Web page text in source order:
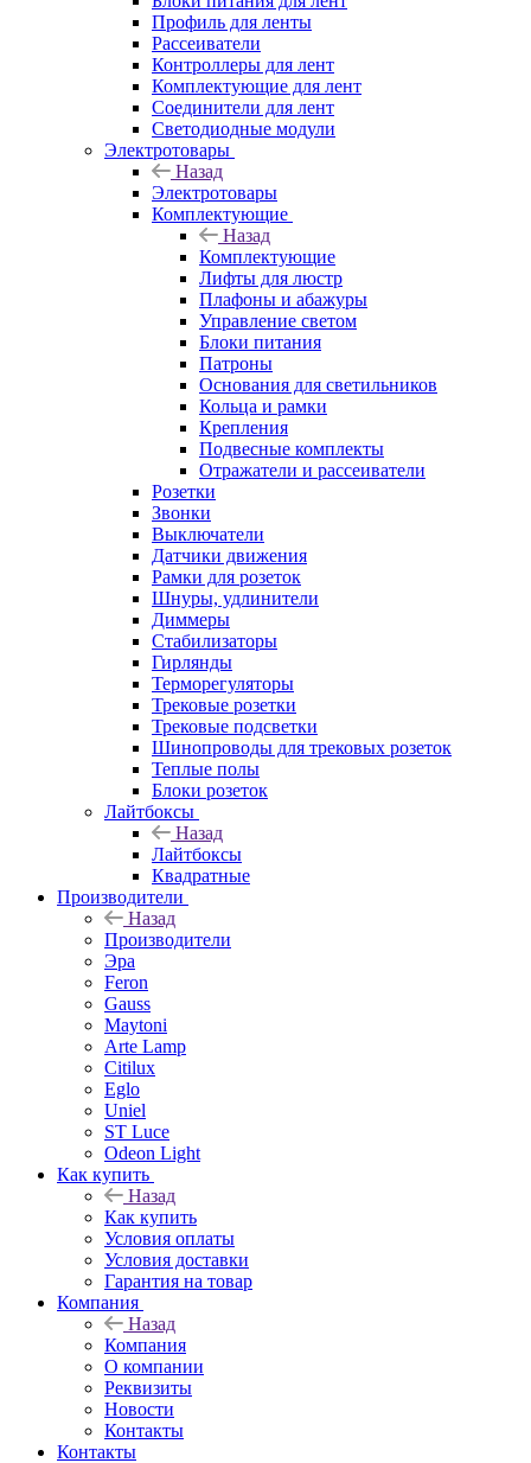
Профиль для ленты
Рассеиватели
Контроллеры для лент
Комплектующие для лент
Соединители для лент
Светодиодные модули
Электротовары
Назад
Электротовары
Комплектующие
Назад
Комплектующие
Лифты для люстр
Плафоны и абажуры
Управление светом
Блоки питания
Патроны
Основания для светильников
Кольца и рамки
Крепления
Подвесные комплекты
Отражатели и рассеиватели
Розетки
Звонки
Выключатели
Датчики движения
Рамки для розеток
Шнуры, удлинители
Диммеры
Стабилизаторы
Гирлянды
Терморегуляторы
Трековые розетки
Трековые подсветки
Шинопроводы для трековых розеток
Теплые полы
Блоки розеток
Лайтбоксы
Назад
Лайтбоксы
Квадратные
Производители
Назад
Производители
Эра
Feron
Gauss
Maytoni
Arte Lamp
Citilux
Eglo
Uniel
ST Luce
Odeon Light
Как купить
Назад
Как купить
Условия оплаты
Условия доставки
Гарантия на товар
Компания
Назад
Компания
О компании
Реквизиты
Новости
Контакты
Контакты